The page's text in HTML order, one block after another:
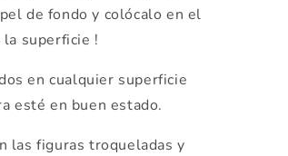
de fondo y colócalo en el
superficie !
en cualquier superficie
esté en buen estado.
las figuras troqueladas y